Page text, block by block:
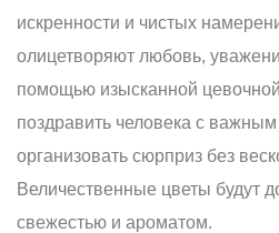
искренности и чистых
олицетворяют любовь,
помощью изысканной
поздравить человека с
организовать сюрприз без
Величественные цветы будут
свежестью и ароматом.